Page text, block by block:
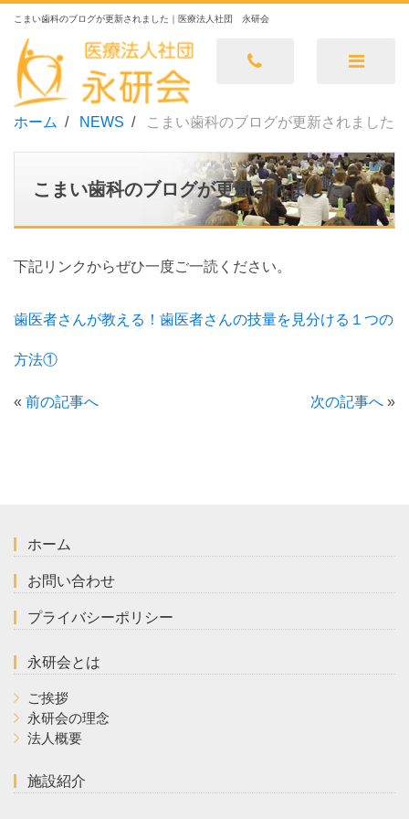
こまい歯科のブログが更新されました｜医療法人社団 永研会
ホーム NEWS こまい歯科のブログが更新されました
こまい歯科のブログが更新されました
下記リンクからぜひ一度ご一読ください。
歯医者さんが教える！歯医者さんの技量を見分ける１つの
方法①
« 前の記事へ 次の記事へ »
ホーム
お問い合わせ
プライバシーポリシー
永研会とは
ご挨拶
永研会の理念
法人概要
施設紹介